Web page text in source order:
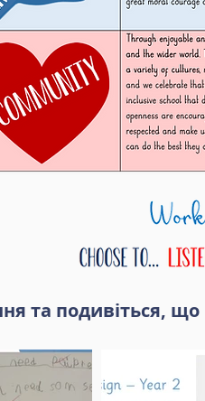
та подивіться,